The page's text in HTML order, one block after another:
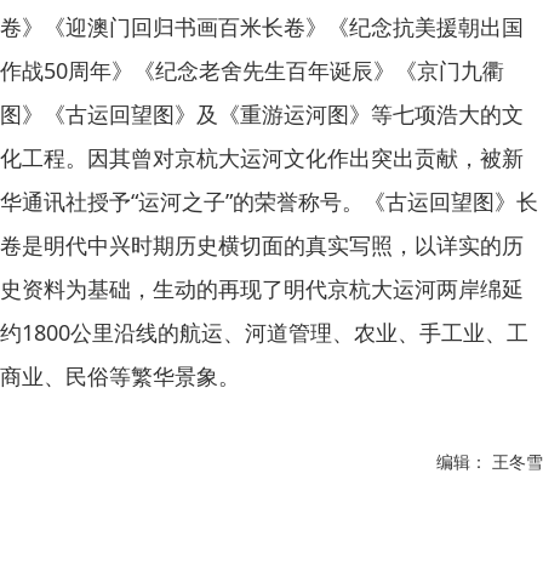
卷》《迎澳门回归书画百米长卷》《纪念抗美援朝出国
作战50周年》《纪念老舍先生百年诞辰》《京门九衢
图》《古运回望图》及《重游运河图》等七项浩大的文
化工程。因其曾对京杭大运河文化作出突出贡献，被新
华通讯社授予“运河之子”的荣誉称号。《古运回望图》长
卷是明代中兴时期历史横切面的真实写照，以详实的历
史资料为基础，生动的再现了明代京杭大运河两岸绵延
约1800公里沿线的航运、河道管理、农业、手工业、工
商业、民俗等繁华景象。
编辑： 王冬雪